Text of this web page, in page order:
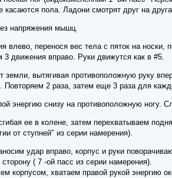
касаются пола. Ладони смотрят друг на
напряжения мышц.
влево, перенося вес тела с пяток на носки,
3 движения вправо. Руки движутся как в #5.
земли, вытягивая противоположную руку
Повторяем 2 раза, затем еще 3 раза для
энергию снизу на противоположную ногу.
ее в колене, затем перехватываем
от ступней" из серии намерения).
удар вправо, корпус и руки
( 7 -ой пасс из серии намерения).
корпусом, хватаем правой рукой энергию